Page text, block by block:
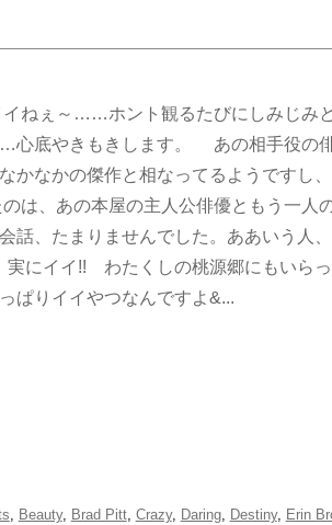
ねぇ～……ホント観るたびにしみじみ
心底やきもきします。 あの相手役の
かなかの傑作と相なってるようですし
は、あの本屋の主人公俳優ともう一人
話、たまりませんでした。ああいう人
イイ!! わたくしの桃源郷にもいら
ぱりイイやつなんですよ&...
, Beauty, Brad Pitt, Crazy, Daring, Destiny, Erin